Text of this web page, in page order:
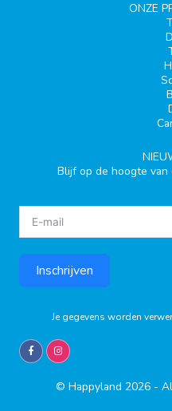
ONZE
Blijf op de hoogte van
Inschrijven
Je gegevens worden
© Happyland 2026 -